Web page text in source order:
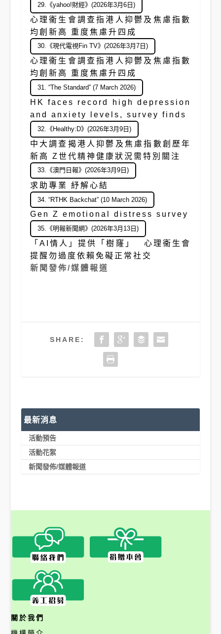
29.《yahoo!財經》(2026年3月6日)
心理衞生會調查指港人抑鬱及焦慮指數
均創新高 重度焦慮升四成
30.《現代電視Fin TV》(2026年3月7日)
心理衞生會調查指港人抑鬱及焦慮指數
均創新高 重度焦慮升四成
31. “The Standard” (7 March 2026)
HK faces record high depression
and anxiety levels, survey finds
32.《Healthy:D》(2026年3月9日)
中大調查揭港人抑鬱及焦慮指數創歷年
新高 Z世代精神健康狀況需特別關注
33.《澳門日報》(2026年3月9日)
求助專業 紓解心結
34. “RTHK Backchat” (10 March 2026)
Gen Z emotional distress survey
35.《明報新聞網》(2026年3月13日)
「AI情人」提供「樹窿」 心理衞生會
提醒勿過度依賴免礙正常社交
新聞發佈/媒體報道
SHARE:
最新消息
活動預告
活動花絮
新聞發佈/媒體報道
關於我們